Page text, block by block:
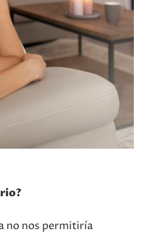
no nos permitiría